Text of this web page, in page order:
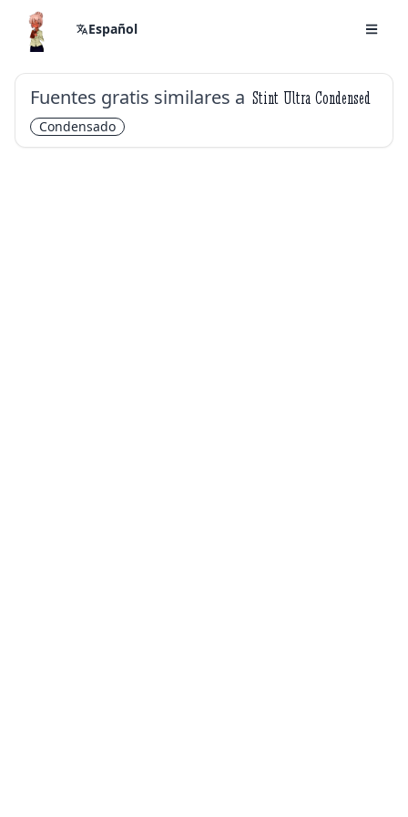
Español
Fuentes gratis similares a Stint Ultra Condensed
Condensado